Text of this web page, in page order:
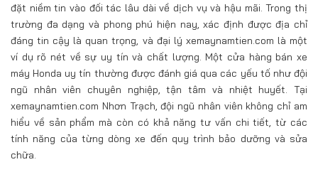
đặt niềm tin vào đối tác lâu dài về dịch vụ và hậu mãi. Trong thị
trường đa dạng và phong phú hiện nay, xác định được địa chỉ
đáng tin cậy là quan trọng, và đại lý xemaynamtien.com là một
ví dụ rõ nét về sự uy tín và chất lượng. Một cửa hàng bán xe
máy Honda uy tín thường được đánh giá qua các yếu tố như đội
ngũ nhân viên chuyên nghiệp, tận tâm và nhiệt huyết. Tại
xemaynamtien.com Nhơn Trạch, đội ngũ nhân viên không chỉ am
hiểu về sản phẩm mà còn có khả năng tư vấn chi tiết, từ các
tính năng của từng dòng xe đến quy trình bảo dưỡng và sửa
chữa.